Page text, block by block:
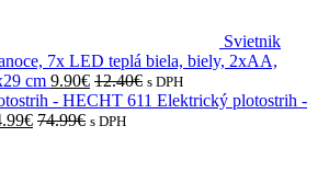
Svietnik
7x LED teplá biela, biely, 2xAA,
cm 9.90€ 12.40€ s DPH
Elektrický plotostrih -
€ 74.99€ s DPH